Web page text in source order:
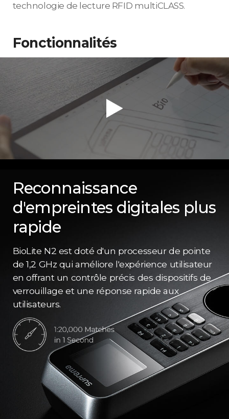
technologie de lecture RFID multiCLASS.
Fonctionnalités
Reconnaissance
d'empreintes digitales plus
rapide
BioLite N2 est doté d'un processeur de pointe
de 1,2 GHz qui améliore l'expérience utilisateur
en offrant un contrôle précis des dispositifs de
verrouillage et une réponse rapide aux
utilisateurs.